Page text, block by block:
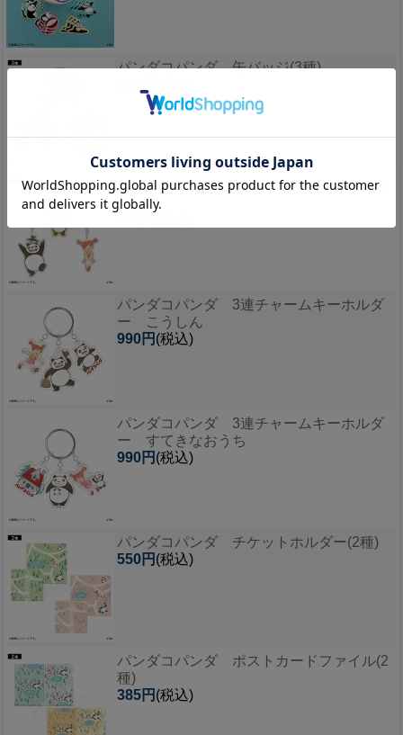
パンダコパンダ 缶バッジ(3種)
パンダコパンダ アクリルキーホルダー(3
種)
パンダコパンダ 3連チャームキーホルダ
ー こうしん
990円 (税込)
パンダコパンダ 3連チャームキーホルダ
ー すてきなおうち
990円 (税込)
パンダコパンダ チケットホルダー(2種)
550円 (税込)
パンダコパンダ ポストカードファイル(2
種)
385円 (税込)